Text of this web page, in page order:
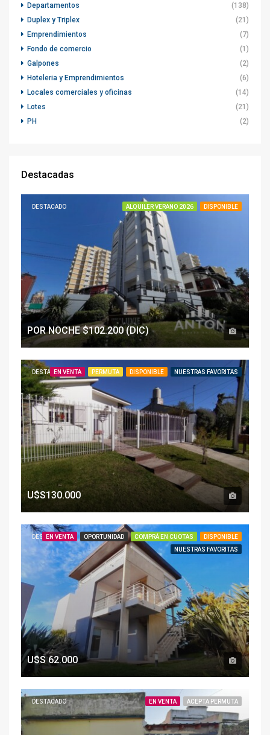
Departamentos
(138)
Duplex y Triplex
(21)
Emprendimientos
(7)
Fondo de comercio
(1)
Galpones
(2)
Hoteleria y Emprendimientos
(6)
Locales comerciales y oficinas
(14)
Lotes
(21)
PH
(2)
Destacadas
DESTACADO ALQUILER VERANO 2026 DISPONIBLE
POR NOCHE $102.200 (DIC)
DESTACADOEN VENTA PERMUTA DISPONIBLE NUESTRAS FAVORITAS
U$S130.000
DESTACADO
EN VENTA OPORTUNIDAD COMPRÁ EN CUOTAS
DISPONIBLE
NUESTRAS FAVORITAS
U$S62.000
DESTACADO EN VENTA ACEPTA PERMUTA